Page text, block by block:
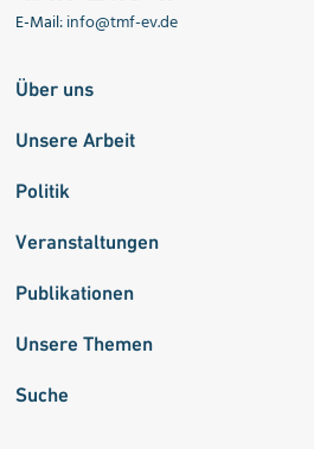
E-Mail:info@tmf-ev.de
Über uns
Unsere Arbeit
Politik
Veranstaltungen
Publikationen
Unsere Themen
Suche